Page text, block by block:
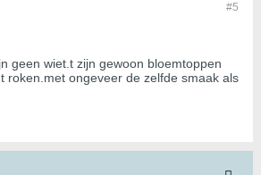
#5
geen wiet.t zijn gewoon bloemtoppen
roken.met ongeveer de zelfde smaak als